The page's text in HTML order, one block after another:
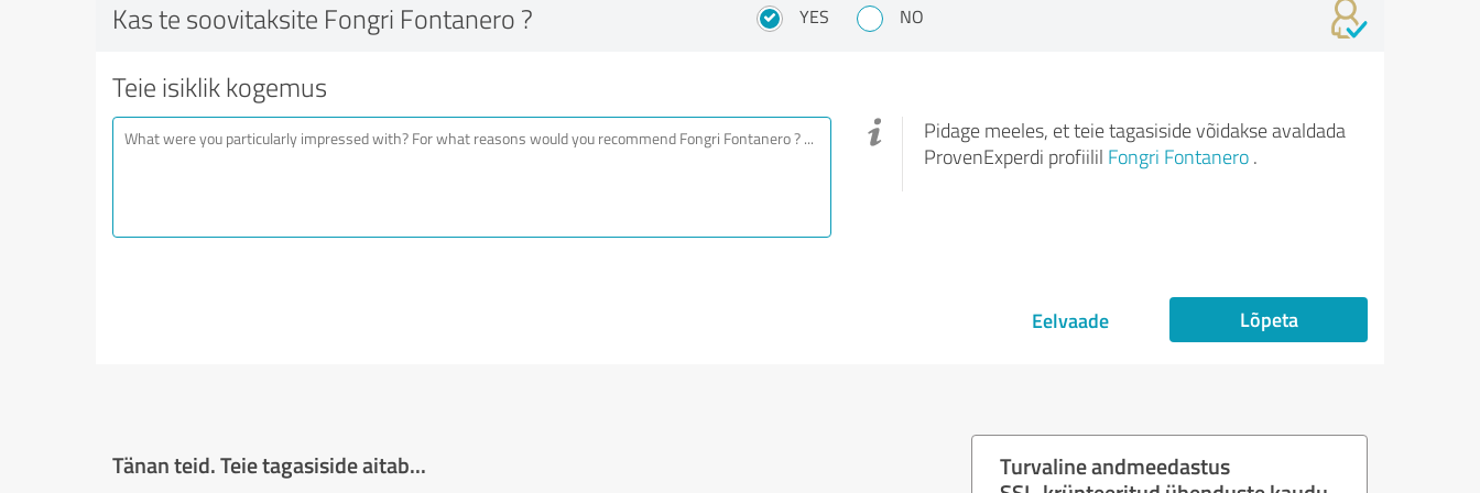
Kas te soovitaksite Fongri Fontanero ? YES NO
Teie isiklik kogemus
Pidage meeles, et teie tagasiside võidakse avaldada
ProvenExperdi profiilil Fongri Fontanero.
Eelvaade Lõpeta
Tänan teid. Teie tagasiside aitab...
Turvaline andmeedastus